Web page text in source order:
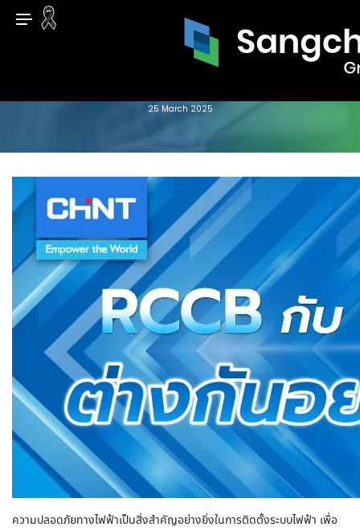
25 March 2025
ความปลอดภัยทางไฟฟ้าเป็นสิ่งสำคัญอย่างยิ่งในการติดตั้งระบบไฟฟ้า เพื่อ